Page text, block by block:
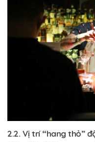
2.2. Vị trí “hang thỏ”